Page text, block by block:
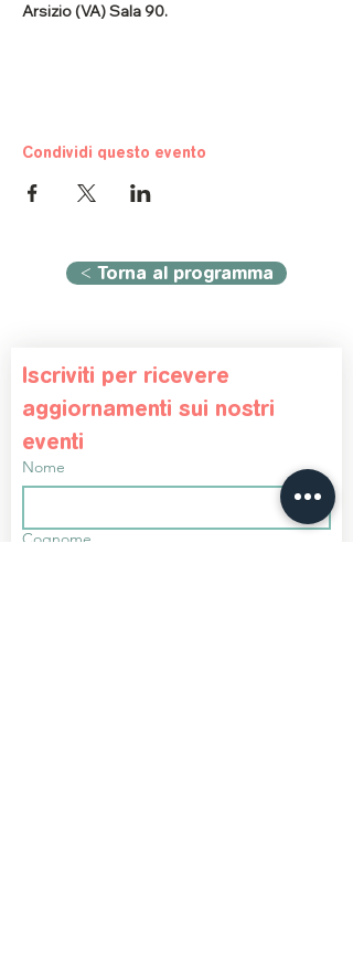
Arsizio (VA) Sala 90.
Condividi questo evento
< Torna al programma
Iscriviti per ricevere
aggiornamenti sui nostri
eventi
Nome
Cognome